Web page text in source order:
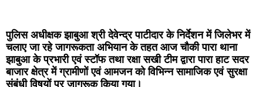
पुलिस अधीक्षक झाबुआ श्री देवेन्द्र पाटीदार के निर्देशन में जिलेभर में
चलाए जा रहे जागरूकता अभियान के तहत आज चौकी पारा थाना
झाबुआ के प्रभारी एवं स्टॉफ तथा रक्षा सखी टीम द्वारा पारा हाट सदर
बाजार क्षेत्र में ग्रामीणों एवं आमजन को विभिन्न सामाजिक एवं सुरक्षा
संबंधी विषयों पर जागरूक किया गया।